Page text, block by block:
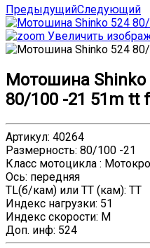
ПредыдущийСледующий
Увеличить
Мотошина Shinko
80/100 -21 51m tt
Артикул: 40264
Размерность: 80/100 -21
Класс мотоцикла :
Ось: передняя
TL(б/кам) или TT (кам): TT
Индекс нагрузки: 51
Индекс скорости: M
Доп. инф: 524